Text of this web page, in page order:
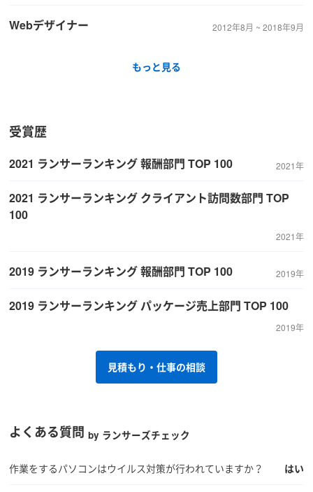
Webデザイナー 2012年8月 ~ 2018年9月
もっと見る
受賞歴
2021 ランサーランキング 報酬部門 TOP 100 2021年
2021 ランサーランキング クライアント訪問数部門 TOP
100
2021年
2019 ランサーランキング 報酬部門 TOP 100 2019年
2019 ランサーランキング パッケージ売上部門 TOP 100
2019年
見積もり・仕事の相談
よくある質問by ランサーズチェック
作業をするパソコンはウイルス対策が行われていますか？ はい